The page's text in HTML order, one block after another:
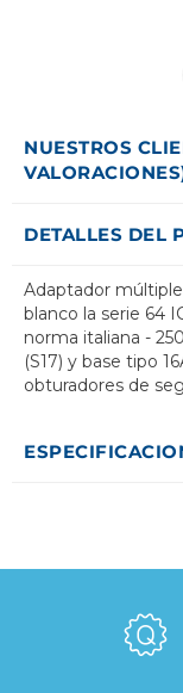
NUESTROS
DETALLES DEL
Adaptador
blanco la serie 64
norma italiana -
(S17) y base tipo
obturadores de